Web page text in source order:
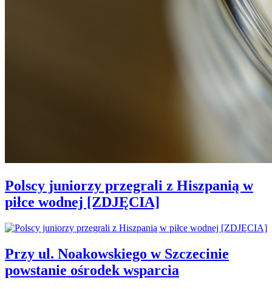
Polscy juniorzy przegrali z Hiszpanią w
piłce wodnej [ZDJĘCIA]
Przy ul. Noakowskiego w Szczecinie
powstanie ośrodek wsparcia